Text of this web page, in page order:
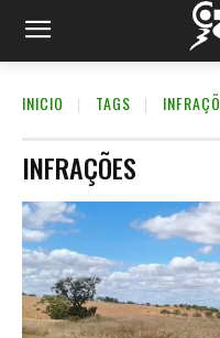
INICIO TAGS
INFRAÇÕES